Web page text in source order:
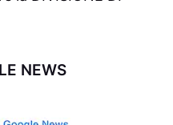
NEWS